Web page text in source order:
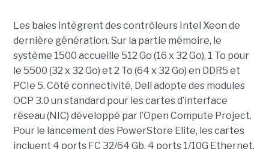
Les baies intègrent des contrôleurs Intel Xeon de
dernière génération. Sur la partie mémoire, le
système 1500 accueille 512 Go (16 x 32 Go), 1 To pour
le 5500 (32 x 32 Go) et 2 To (64 x 32 Go) en DDR5 et
PCIe 5. Côté connectivité, Dell adopte des modules
OCP 3.0 un standard pour les cartes d’interface
réseau (NIC) développé par l’Open Compute Project.
Pour le lancement des PowerStore Elite, les cartes
incluent 4 ports FC 32/64 Gb, 4 ports 1/10G Ethernet,